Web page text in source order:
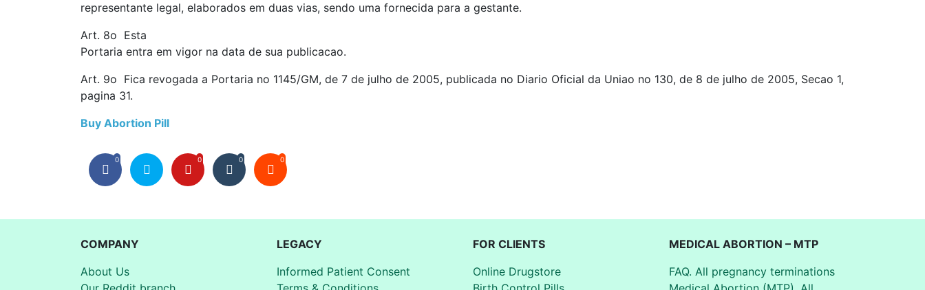
representante legal, elaborados em duas vias, sendo uma fornecida para a gestante.
Art. 8o Esta
Portaria entra em vigor na data de sua publicacao.
Art. 9o Fica revogada a Portaria no 1145/GM, de 7 de julho de 2005, publicada no Diario Oficial da Uniao no 130, de 8 de julho de 2005, Secao 1,
pagina 31.
Buy Abortion Pill
0 0 0 0
COMPANY
About Us
LEGACY
Informed Patient Consent
FOR CLIENTS
Online Drugstore
MEDICAL ABORTION – MTP
FAQ. All pregnancy terminations